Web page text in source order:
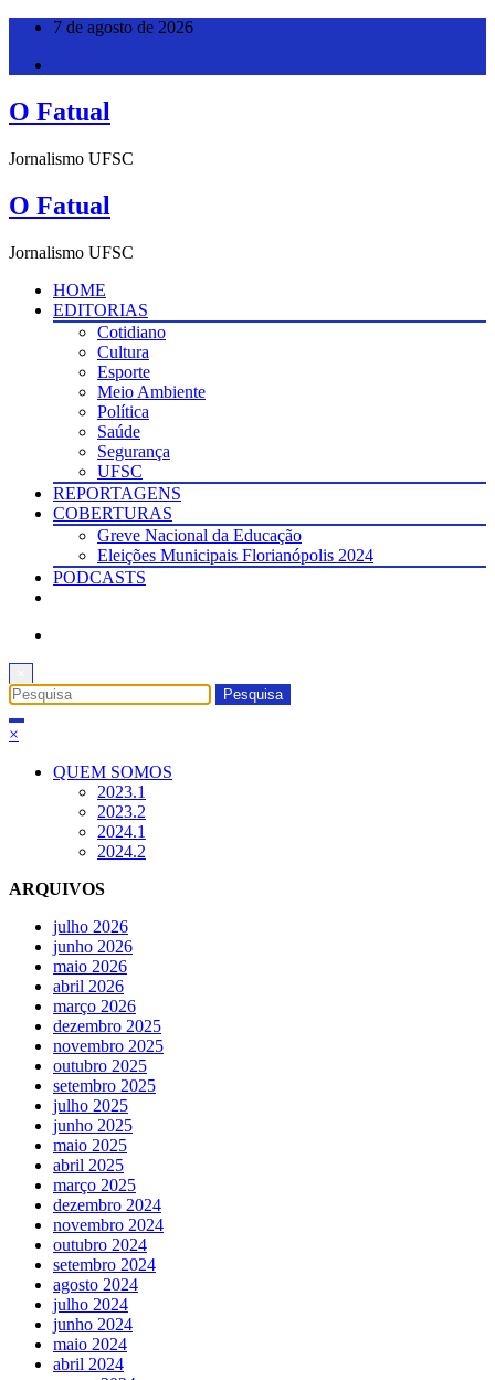
Pular
7 de agosto de 2026
O Fatual
Jornalismo UFSC
O Fatual
Jornalismo UFSC
HOME
EDITORIAS
Cotidiano
Cultura
Esporte
Meio Ambiente
Política
Saúde
Segurança
UFSC
REPORTAGENS
COBERTURAS
Greve Nacional da Educação
Eleições Municipais Florianópolis 2024
PODCASTS
×
QUEM SOMOS
2023.1
2023.2
2024.1
2024.2
ARQUIVOS
julho 2026
junho 2026
maio 2026
abril 2026
março 2026
dezembro 2025
novembro 2025
outubro 2025
setembro 2025
julho 2025
junho 2025
maio 2025
abril 2025
março 2025
dezembro 2024
novembro 2024
outubro 2024
setembro 2024
agosto 2024
julho 2024
junho 2024
maio 2024
abril 2024